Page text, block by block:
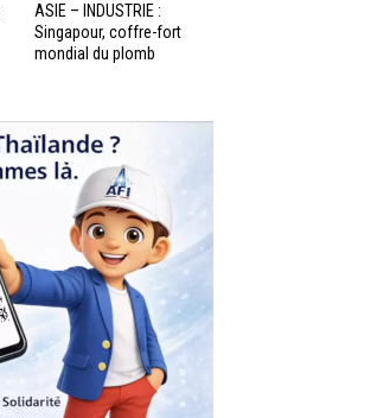
ASIE – INDUSTRIE :
Singapour, coffre-fort
mondial du plomb